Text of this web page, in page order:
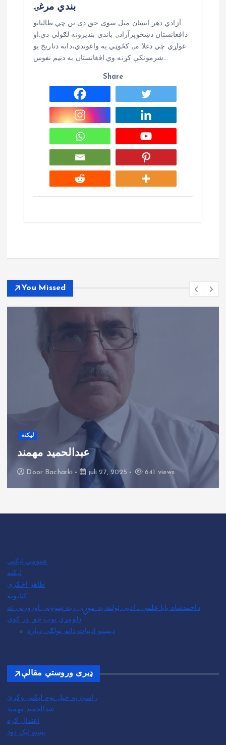
بندي مرغۍ
آزادي دهر انسان منل سوی حق دی.نن چي طالبانو
دافغانستان دښڅوپرآزادۍ باندي بندیزونه لګولي دي.او
غواړي چي دغلا مۍ کڅوڼي په واغوندي،دابه دتاریخ یو
شرمونکې کړنه وي.افغانستان به دنیم نفوس…
Share
You Missed
لیکنه
عبدالحمید مهمند
Door Bacharki juli 27, 2025 641 views
عمومي لیکني
لیکنه
طاهر اڅکزی
کتابونه
داحمدشاه بابا علمي ـ ادبي ټولنه په مورنۍ ژبه ښووني اوروزني ته
دلومړي توب حق ور کوي
دپښتو ادبیات داتم ټولګی دپاره
ډیری وروستي مقالې
راسئ په خپل نوم لیکنی وکړئ
عبدالحمید مهمند
اعتدال لاره
پښتو لیک دود